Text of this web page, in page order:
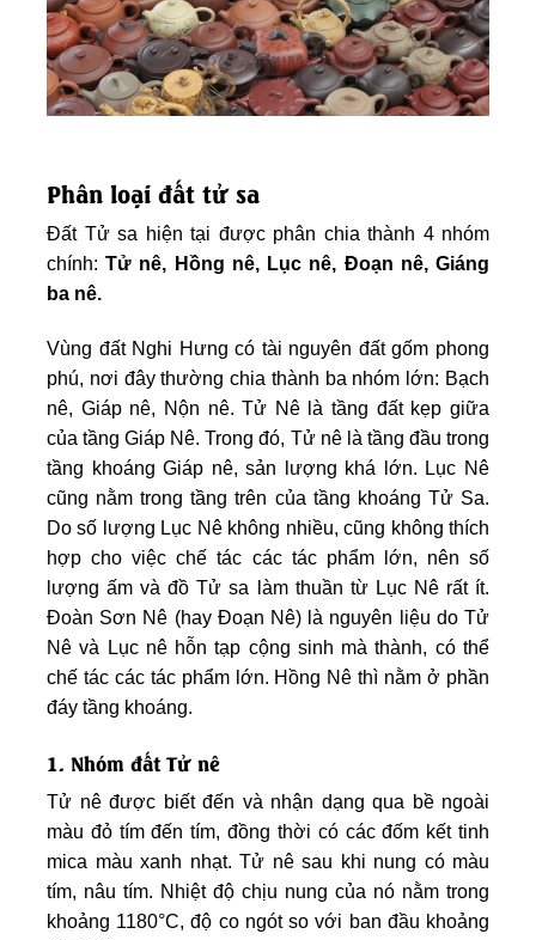
Phân loại đất tử sa
Đất Tử sa hiện tại được phân chia thành 4 nhóm
chính:Tử nê, Hồng nê, Lục nê, Đoạn nê, Giáng
ba nê.
Vùng đất Nghi Hưng có tài nguyên đất gốm phong
phú, nơi đây thường chia thành ba nhóm lớn: Bạch
nê, Giáp nê, Nộn nê. Tử Nê là tầng đất kẹp giữa
của tầng Giáp Nê. Trong đó, Tử nê là tầng đầu trong
tầng khoáng Giáp nê, sản lượng khá lớn. Lục Nê
cũng nằm trong tầng trên của tầng khoáng Tử Sa.
Do số lượng Lục Nê không nhiều, cũng không thích
hợp cho việc chế tác các tác phẩm lớn, nên số
lượng ấm và đồ Tử sa làm thuần từ Lục Nê rất ít.
Đoàn Sơn Nê (hay Đoạn Nê) là nguyên liệu do Tử
Nê và Lục nê hỗn tạp cộng sinh mà thành, có thể
chế tác các tác phẩm lớn. Hồng Nê thì nằm ở phần
đáy tầng khoáng.
1. Nhóm đất Tử nê
Tử nê được biết đến và nhận dạng qua bề ngoài
màu đỏ tím đến tím, đồng thời có các đốm kết tinh
mica màu xanh nhạt. Tử nê sau khi nung có màu
tím, nâu tím. Nhiệt độ chịu nung của nó nằm trong
khoảng 1180°C, độ co ngót so với ban đầu khoảng